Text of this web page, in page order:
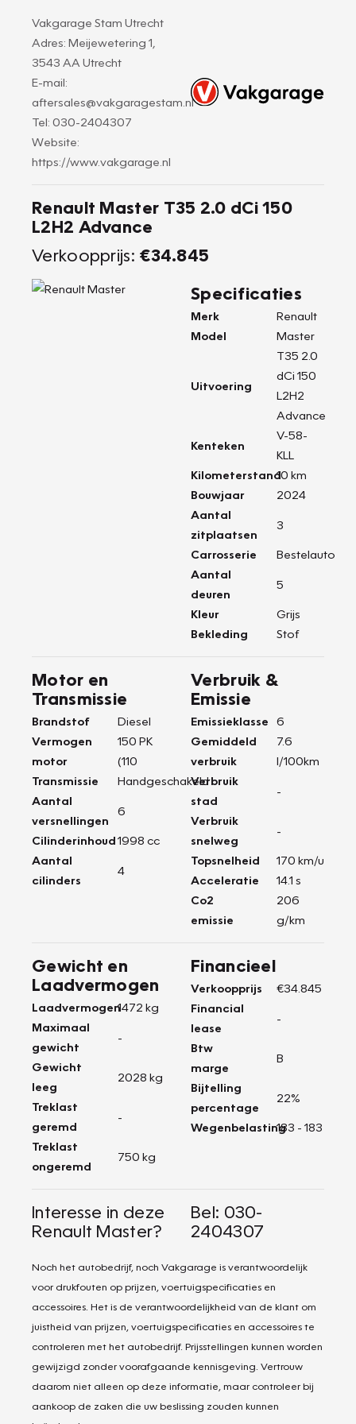
Vakgarage Stam Utrecht
Adres: Meijewetering 1,
3543 AA Utrecht
E-mail:
aftersales@vakgaragestam.nl
Tel: 030-2404307
Website:
https://www.vakgarage.nl
Renault Master T35 2.0 dCi 150
L2H2 Advance
Verkoopprijs: €34.845
Specificaties
Merk
Renault
Model
Master
Uitvoering
T35 2.0
dCi 150
L2H2
Advance
Kenteken
V-58-
KLL
Kilometerstand10 km
Bouwjaar
2024
Aantal
zitplaatsen
3
Carrosserie
Bestelauto
Aantal
deuren
5
Kleur
Grijs
Bekleding
Stof
Motor en
Transmissie
Brandstof
Diesel
Vermogen
motor
150 PK
(110
Transmissie
Handgeschakeld
Aantal
versnellingen
6
Cilinderinhoud1998 cc
Aantal
cilinders
4
Verbruik &
Emissie
Emissieklasse
6
Gemiddeld
verbruik
7.6
l/100km
Verbruik
stad
-
Verbruik
snelweg
-
Topsnelheid
170 km/u
Acceleratie
14.1 s
Co2
emissie
206
g/km
Gewicht en
Laadvermogen
Laadvermogen1472 kg
Maximaal
gewicht
-
Gewicht
leeg
2028 kg
Treklast
geremd
-
Treklast
ongeremd
750 kg
Financieel
Verkoopprijs
€34.845
Financial
lease
-
Btw
marge
B
Bijtelling
percentage
22%
Wegenbelasting183 - 183
Interesse in deze
Renault Master?
Bel: 030-
2404307
Noch het autobedrijf, noch Vakgarage is verantwoordelijk
voor drukfouten op prijzen, voertuigspecificaties en
accessoires. Het is de verantwoordelijkheid van de klant om
juistheid van prijzen, voertuigspecificaties en accessoires te
controleren met het autobedrijf. Prijsstellingen kunnen worden
gewijzigd zonder voorafgaande kennisgeving. Vertrouw
daarom niet alleen op deze informatie, maar controleer bij
aankoop de zaken die uw beslissing zouden kunnen